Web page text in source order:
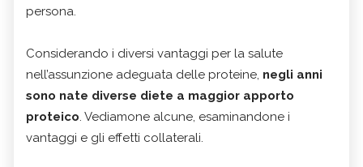
persona.
Considerando i diversi vantaggi per la salute
nell’assunzione adeguata delle proteine, negli anni
sono nate diverse diete a maggior apporto
proteico. Vediamone alcune, esaminandone i
vantaggi e gli effetti collaterali.